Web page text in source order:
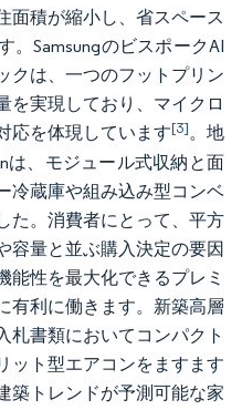
面積が縮小し、省スペース
。SamsungのビスポークAI
クは、一つのフットプリン
を実現しており、マイクロ
応を体現しています[3]。地
は、モジュール式収納と面
冷蔵庫や組み込み型コンベ
た。消費者にとって、平方
容量と並ぶ購入決定の要因
能性を最大化できるプレミ
有利に働きます。新築高層
札書類においてコンパクト
ット型エアコンをますます
築トレンドが予測可能な家